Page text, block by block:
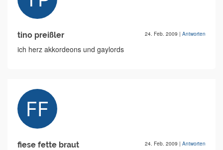
tino preißler 24. Feb. 2009 | Antworten
ich herz akkordeons und gaylords
fiese fette braut 24. Feb. 2009 | Antworten